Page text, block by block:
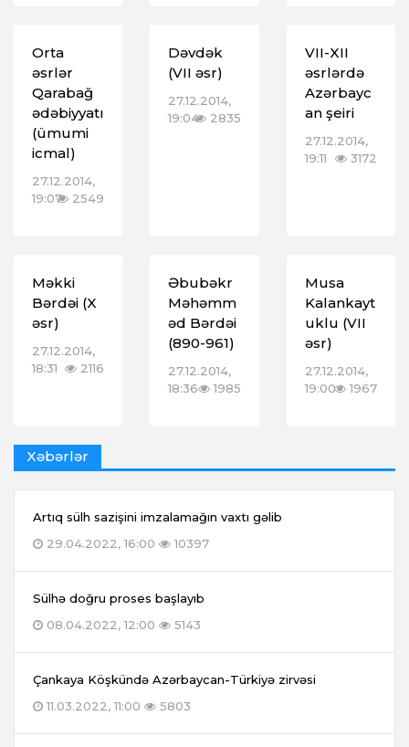
Orta
əsrlər
Qarabağ
ədəbiyyatı
(ümumi
icmal)
27.12.2014,
19:07
2549
Dəvdək
(VII əsr)
27.12.2014,
19:04 2835
VII-XII
əsrlərdə
Azərbayc
an şeiri
27.12.2014,
19:11
3172
Məkki
Bərdəi (X
əsr)
27.12.2014,
18:31
2116
Əbubəkr
Məhəmm
əd Bərdəi
(890-961)
27.12.2014,
18:36
1985
Musa
Kalankayt
uklu (VII
əsr)
27.12.2014,
19:00
1967
Xəbərlər
Artıq sülh sazişini imzalamağın vaxtı gəlib
29.04.2022, 16:00
10397
Sülhə doğru proses başlayıb
08.04.2022, 12:00
5143
Çankaya Köşkündə Azərbaycan-Türkiyə zirvəsi
11.03.2022, 11:00
5803